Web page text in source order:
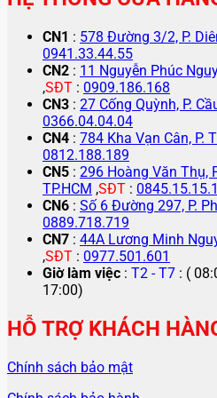
CN1 : 578 Đường 3/2, P.
0941.33.44.55
CN2 : 11 Nguyễn Phúc
,SĐT : 0909.186.168
CN3 : 27 Cống Quỳnh, P.
0366.04.04.04
CN4 : 784 Kha Vạn Cân, P.
0812.188.189
CN5 : 296 Hoàng Văn Thụ,
TP.HCM ,SĐT :
CN6 : Số 6 Đường 297, P.
0889.718.719
CN7 : 44A Lương Minh
,SĐT : 0977.501.601
Giờ làm việc : T2 - T7 : (
17:00)
HỖ TRỢ KHÁCH
Chính sách bảo mật